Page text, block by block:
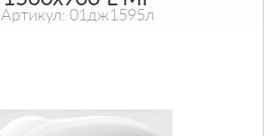
Артикул: 01дж1595л